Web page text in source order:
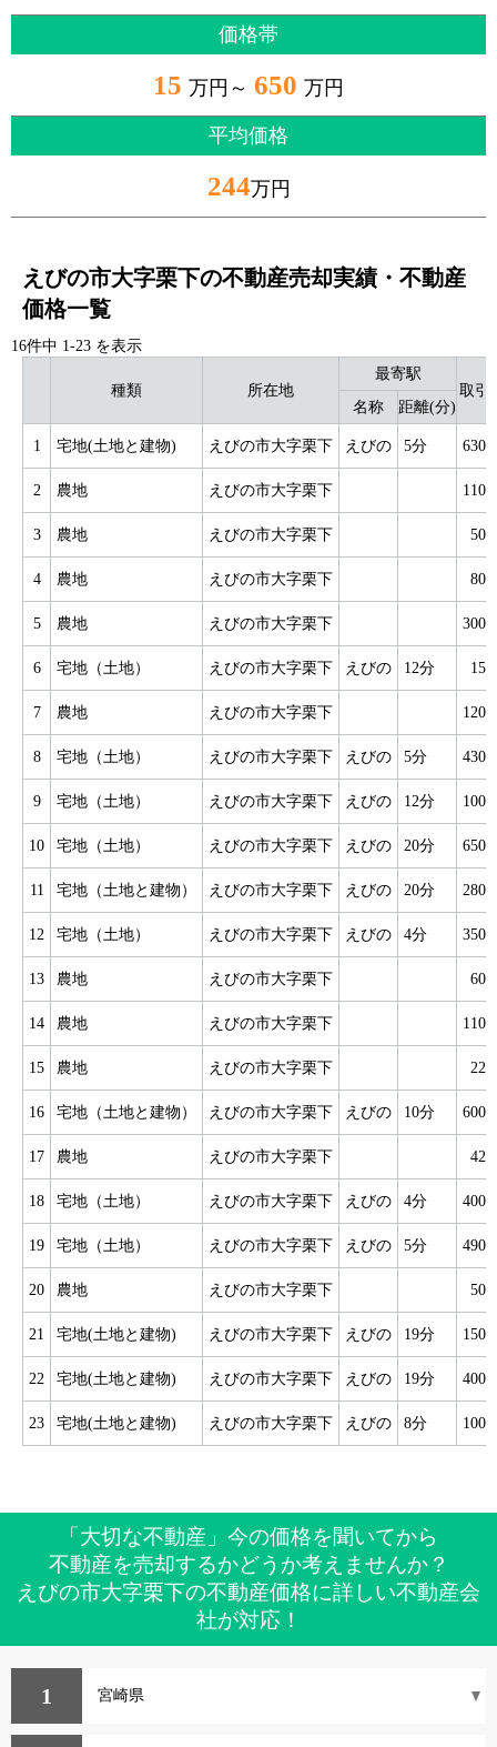
価格帯
15 万円～ 650 万円
平均価格
244万円
えびの市大字栗下の不動産売却実績・不動産
価格一覧
16件中 1-23 を表示
種類 所在地
最寄駅
取引
名称
距離(分)
1 宅地(土地と建物) えびの市大字栗下 えびの 5分 630
2 農地 えびの市大字栗下 110
3 農地 えびの市大字栗下 50
4 農地 えびの市大字栗下 80
5 農地 えびの市大字栗下 300
6 宅地（土地） えびの市大字栗下 えびの 12分 15
7 農地 えびの市大字栗下 120
8 宅地（土地） えびの市大字栗下 えびの 5分 430
9 宅地（土地） えびの市大字栗下 えびの 12分 100
10 宅地（土地） えびの市大字栗下 えびの 20分 650
11 宅地（土地と建物） えびの市大字栗下 えびの 20分 280
12 宅地（土地） えびの市大字栗下 えびの 4分 350
13 農地 えびの市大字栗下 60
14 農地 えびの市大字栗下 110
15 農地 えびの市大字栗下 22
16 宅地（土地と建物） えびの市大字栗下 えびの 10分 600
17 農地 えびの市大字栗下 42
18 宅地（土地） えびの市大字栗下 えびの 4分 400
19 宅地（土地） えびの市大字栗下 えびの 5分 490
20 農地 えびの市大字栗下 50
21 宅地(土地と建物) えびの市大字栗下 えびの 19分 150
22 宅地(土地と建物) えびの市大字栗下 えびの 19分 400
23 宅地(土地と建物) えびの市大字栗下 えびの 8分 100
「大切な不動産」今の価格を聞いてから
不動産を売却するかどうか考えませんか？
えびの市大字栗下の不動産価格に詳しい不動産会
社が対応！
1